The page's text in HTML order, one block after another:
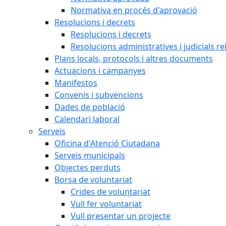
Normativa en procés d'aprovació
Resolucions i decrets
Resolucions i decrets
Resolucions administratives i judicials
Plans locals, protocols i altres documents
Actuacions i campanyes
Manifestos
Convenis i subvencions
Dades de població
Calendari laboral
Serveis
Oficina d'Atenció Ciutadana
Serveis municipals
Objectes perduts
Borsa de voluntariat
Crides de voluntariat
Vull fer voluntariat
Vull presentar un projecte